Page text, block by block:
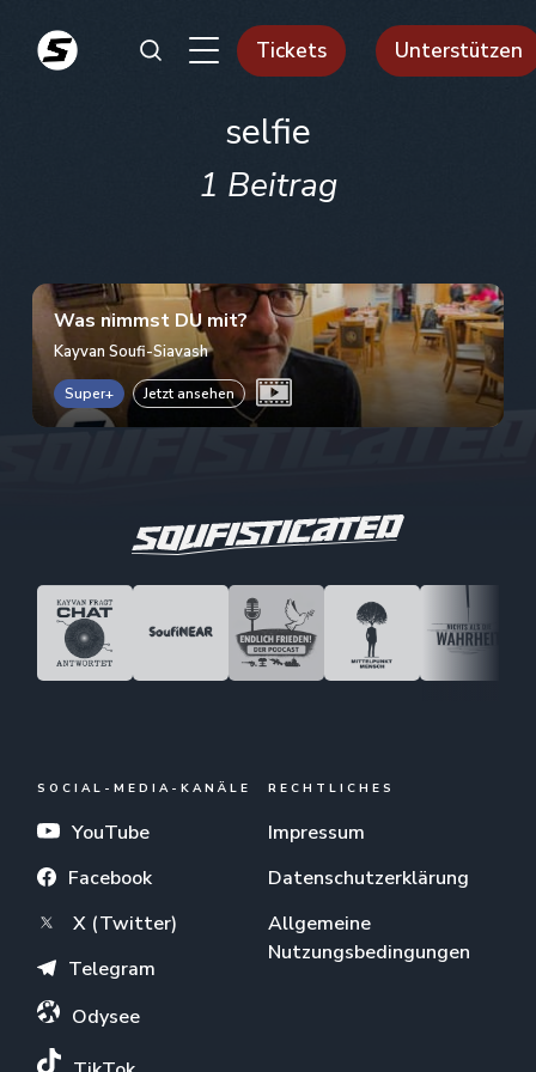
Tickets Unterstützen
selfie
1 Beitrag
Was nimmst DU mit?
Kayvan Soufi-Siavash
Super+ Jetzt ansehen
SOCIAL-MEDIA-KANÄLE
YouTube
Facebook
X (Twitter)
Telegram
Odysee
RECHTLICHES
Impressum
Datenschutzerklärung
Allgemeine
Nutzungsbedingungen